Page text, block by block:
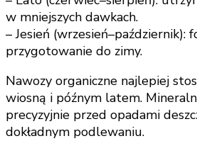
w mniejszych dawkach.
– Jesień (wrzesień–październik):
przygotowanie do zimy.
Nawozy organiczne najlepiej
wiosną i późnym latem.
precyzyjnie przed opadami
dokładnym podlewaniu.